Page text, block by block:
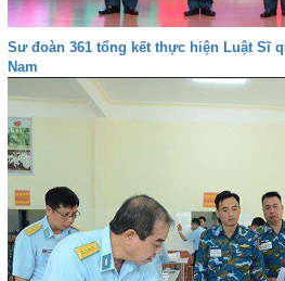
Sư đoàn 361 tổng kết thực hiện Luật Sĩ
Nam